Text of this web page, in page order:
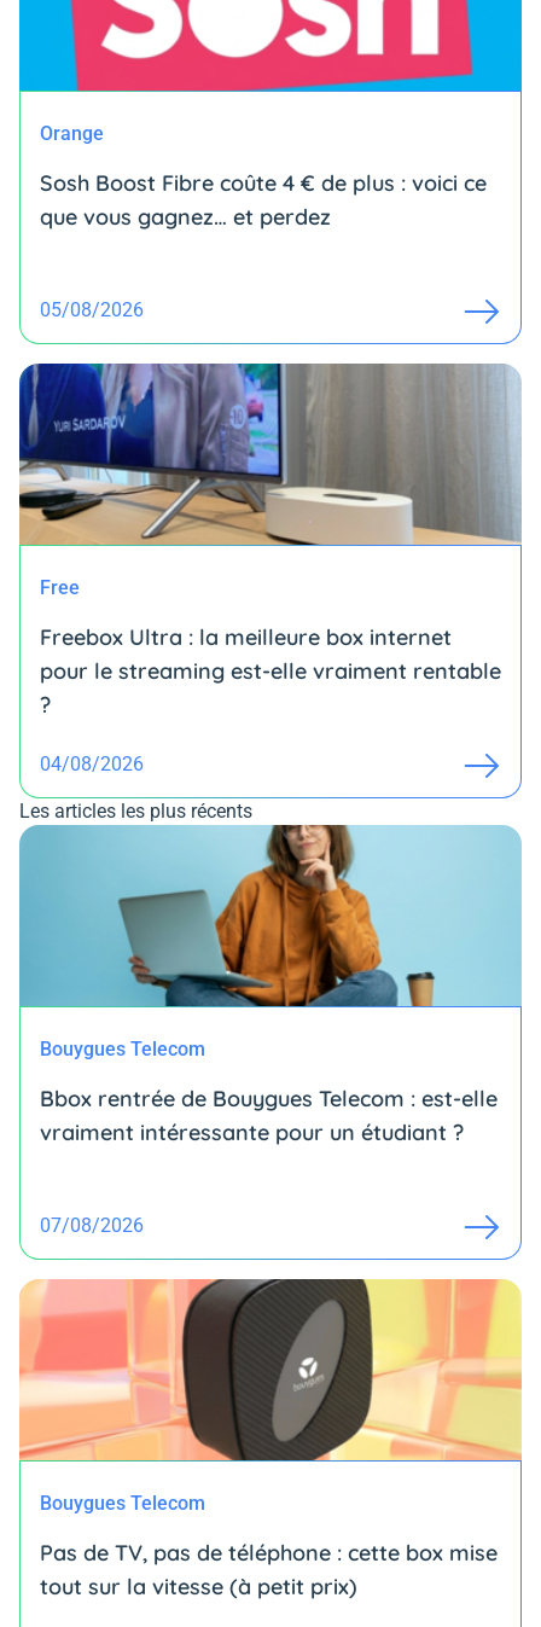
Orange
Sosh Boost Fibre coûte 4 € de plus : voici ce
que vous gagnez… et perdez
05/08/2026
Free
Freebox Ultra : la meilleure box internet
pour le streaming est-elle vraiment rentable
?
04/08/2026
Les articles les plus récents
Bouygues Telecom
Bbox rentrée de Bouygues Telecom : est-elle
vraiment intéressante pour un étudiant ?
07/08/2026
Bouygues Telecom
Pas de TV, pas de téléphone : cette box mise
tout sur la vitesse (à petit prix)